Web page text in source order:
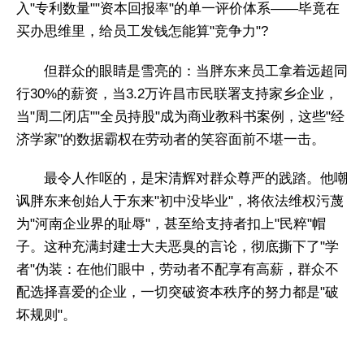
入"专利数量""资本回报率"的单一评价体系——毕竟在
买办思维里，给员工发钱怎能算"竞争力"?
但群众的眼睛是雪亮的：当胖东来员工拿着远超同
行30%的薪资，当3.2万许昌市民联署支持家乡企业，
当"周二闭店""全员持股"成为商业教科书案例，这些"经
济学家"的数据霸权在劳动者的笑容面前不堪一击。
最令人作呕的，是宋清辉对群众尊严的践踏。他嘲
讽胖东来创始人于东来"初中没毕业"，将依法维权污蔑
为"河南企业界的耻辱"，甚至给支持者扣上"民粹"帽
子。这种充满封建士大夫恶臭的言论，彻底撕下了"学
者"伪装：在他们眼中，劳动者不配享有高薪，群众不
配选择喜爱的企业，一切突破资本秩序的努力都是"破
坏规则"。